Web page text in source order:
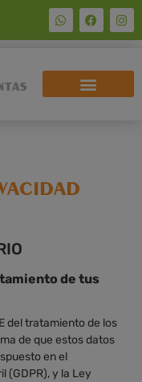
de tus
del tratamiento de los
de que estos datos
en el
(GDPR), y la Ley